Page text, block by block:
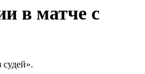
в матче с
судей».